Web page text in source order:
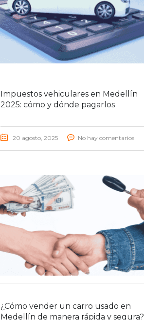
Impuestos vehiculares en Medellín
2025: cómo y dónde pagarlos
20 agosto, 2025 No hay comentarios
¿Cómo vender un carro usado en
Medellín de manera rápida y segura?